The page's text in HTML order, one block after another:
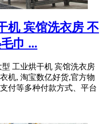
机 宾馆洗衣房 不
巾 ...
工业烘干机 宾馆洗衣房
机, 淘宝数亿好货,官方物
付等多种付款方式、平台